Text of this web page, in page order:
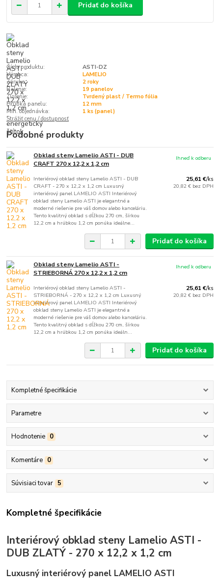
Pridať do košíka
Číslo produktu:
ASTI-DZ
Výrobca:
LAMELIO
Záruka:
2 roky
Balenie:
19 panelov
Zloženie:
Tvrdený plast / Termo fólia
Hrúbka panelu:
12 mm
Min. objednávka:
1 ks (panel)
Strážiť cenu / dostupnosť
Podobné produkty
Obklad steny Lamelio ASTI - DUB
CRAFT 270 x 12,2 x 1,2 cm
Interiérový obklad steny Lamelio ASTI - DUB
CRAFT - 270 x 12,2 x 1,2 cm Luxusný
interiérový panel LAMELIO ASTI Interiérový
obklad steny Lamelio ASTI je elegantné a
moderné riešenie pre váš domov alebo kanceláriu.
Tento kvalitný obklad s dĺžkou 270 cm, šírkou
12,2 cm a hrúbkou 1,2 cm ponúka ideálne...
25,61 €/ks
20,82 € bez DPH
Ihneď k odberu
Pridať do košíka
Obklad steny Lamelio ASTI -
STRIEBORNÁ 270 x 12,2 x 1,2 cm
Interiérový obklad steny Lamelio ASTI -
STRIEBORNÁ - 270 x 12,2 x 1,2 cm Luxusný
interiérový panel LAMELIO ASTI Interiérový
obklad steny Lamelio ASTI je elegantné a
moderné riešenie pre váš domov alebo kanceláriu.
Tento kvalitný obklad s dĺžkou 270 cm, šírkou
12,2 cm a hrúbkou 1,2 cm ponúka ideáln...
25,61 €/ks
20,82 € bez DPH
Ihneď k odberu
Pridať do košíka
Kompletné špecifikácie
Parametre
Hodnotenie 0
Komentáre 0
Súvisiaci tovar 5
Kompletné špecifikácie
Interiérový obklad steny Lamelio ASTI -
DUB ZLATÝ - 270 x 12,2 x 1,2 cm
Luxusný interiérový panel LAMELIO ASTI